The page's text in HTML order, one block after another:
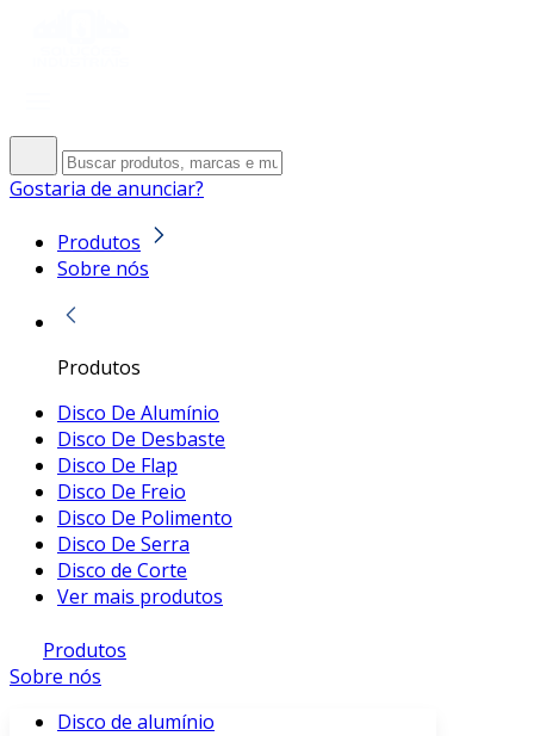
Gostaria de anunciar?
Produtos
Sobre nós
Produtos
Disco De Alumínio
Disco De Desbaste
Disco De Flap
Disco De Freio
Disco De Polimento
Disco De Serra
Disco de Corte
Ver mais produtos
Produtos
Sobre nós
Disco de alumínio